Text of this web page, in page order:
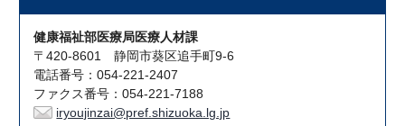
健康福祉部医療局医療人材課
〒420-8601 静岡市葵区追手町9-6
電話番号：054-221-2407
ファクス番号：054-221-7188
iryoujinzai@pref.shizuoka.lg.jp